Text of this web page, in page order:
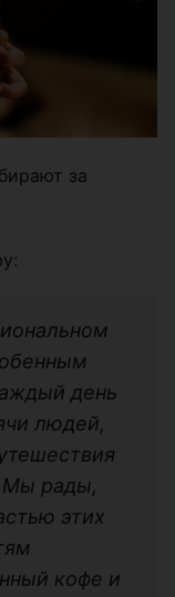
за
день
людей,
Мы рады,
этих
кофе и